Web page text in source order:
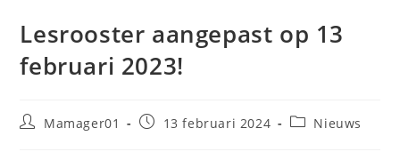
Lesrooster aangepast op 13
februari 2023!
BerichtMamager01
Bericht13 februari 2024 Berichtcategorie:
Nieuws